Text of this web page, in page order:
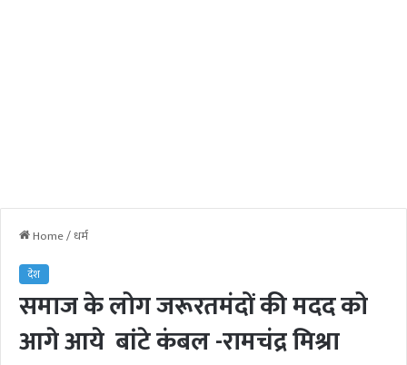
Home/धर्म
देश
समाज के लोग जरूरतमंदों की मदद को
आगे आये बांटे कंबल -रामचंद्र मिश्रा